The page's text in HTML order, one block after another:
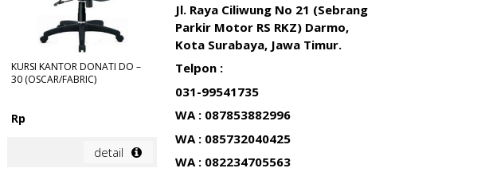
KURSI KANTOR DONATI DO –
30 (OSCAR/FABRIC)
Rp
detail
Jl. Raya Ciliwung No 21 (Sebrang
Parkir Motor RS RKZ) Darmo,
Kota Surabaya, Jawa Timur.
Telpon :
031-99541735
WA : 087853882996
WA : 085732040425
WA : 082234705563